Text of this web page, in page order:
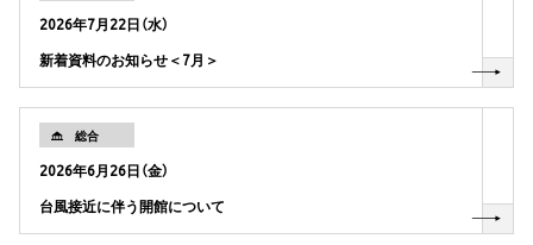
2026年7月22日（水）
新着資料のお知らせ＜7月＞
総合
2026年6月26日（金）
台風接近に伴う開館について